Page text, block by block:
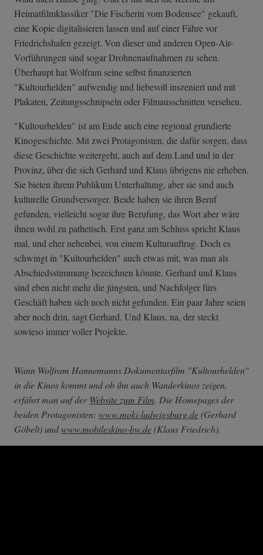
Heimatfilmklassiker "Die Fischerin vom Bodensee" gekauft,
eine Kopie digitalisieren lassen und auf einer Fähre vor
Friedrichshafen gezeigt. Von dieser und anderen Open-Air-
Vorführungen sind sogar Drohnenaufnahmen zu sehen.
Überhaupt hat Wolfram seine selbst finanzierten
"Kultourhelden" aufwendig und liebevoll inszeniert und mit
Plakaten, Zeitungsschnipseln oder Filmausschnitten versehen.
"Kultourhelden" ist am Ende auch eine regional grundierte
Kinogeschichte. Mit zwei Protagonisten, die dafür sorgen, dass
diese Geschichte weitergeht, auch auf dem Land und in der
Provinz, über die sich Gerhard und Klaus übrigens nie erheben.
Sie bieten ihrem Publikum Unterhaltung, aber sie sind auch
kulturelle Grundversorger. Beide haben sie ihren Beruf
gefunden, vielleicht sogar ihre Berufung, das Wort aber wäre
ihnen wohl zu pathetisch. Erst ganz am Schluss spricht Klaus
mal, und eher nebenbei, von einem Kulturauftrag. Doch es
schwingt in "Kultourhelden" auch etwas mit, was man als
Abschiedsstimmung bezeichnen könnte. Gerhard und Klaus
sind eben nicht mehr die jüngsten, und Nachfolger fürs
Geschäft haben sich noch nicht gefunden. Ein paar Jahre seien
aber noch drin, sagt Gerhard. Und Klaus, na, der steckt
sowieso immer voller Projekte.
Wann Wolfram Hannemanns Dokumentarfilm "Kultourhelden"
in die Kinos kommt und ob ihn auch Wanderkinos zeigen,
erfährt man auf derWebsite zum Film. Die Homepages der
beiden Protagonisten: www.moki-ludwigsburg.de(Gerhard
Göbelt) undwww.mobileskino-bw.de(Klaus Friedrich).